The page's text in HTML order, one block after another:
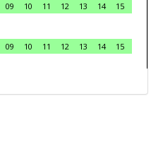
09 10 11 12 13 14
15
09 10 11 12 13 14
15